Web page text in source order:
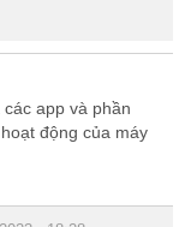
app và phần
động của máy